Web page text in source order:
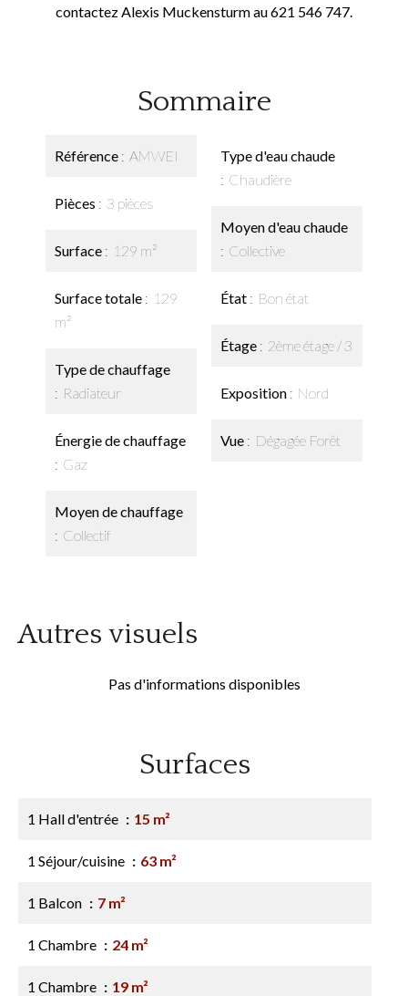
contactez Alexis Muckensturm au 621 546 747.
Sommaire
Référence AMWEI
Pièces 3 pièces
Surface 129 m²
Surface totale
129
m²
Type de chauffage
Radiateur
Énergie de chauffage
Gaz
Moyen de chauffage
Collectif
Type d'eau chaude
Chaudière
Moyen d'eau chaude
Collective
État Bon état
Étage 2ème étage / 3
Exposition Nord
Vue Dégagée Forêt
Autres visuels
Pas d'informations disponibles
Surfaces
1 Hall d'entrée 15 m²
1 Séjour/cuisine 63 m²
1 Balcon 7 m²
1 Chambre 24 m²
1 Chambre 19 m²